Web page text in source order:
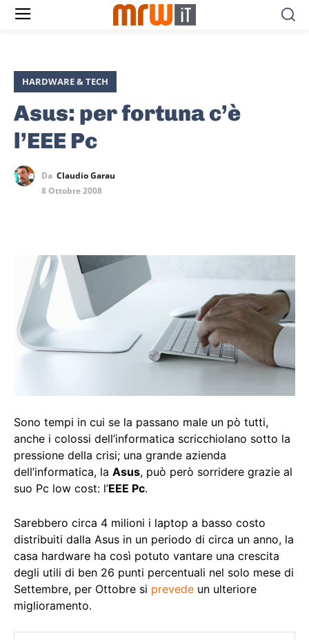
HARDWARE & TECH
Asus: per fortuna c’è
l’EEE Pc
Da Claudio Garau
8 Ottobre 2008
Sono tempi in cui se la passano male un pò tutti,
anche i colossi dell’informatica scricchiolano sotto la
pressione della crisi; una grande azienda
dell’informatica, la Asus, può però sorridere grazie al
suo Pc low cost: l’EEE Pc.
Sarebbero circa 4 milioni i laptop a basso costo
distribuiti dalla Asus in un periodo di circa un anno, la
casa hardware ha così potuto vantare una crescita
degli utili di ben 26 punti percentuali nel solo mese di
Settembre, per Ottobre si prevede un ulteriore
miglioramento.